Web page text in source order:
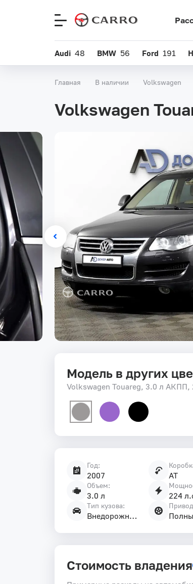
Audi 48 BMW 56 Ford 191
Главная В наличии Volkswagen
Volkswagen
Модель в других
Volkswagen Touareg, 3.0 л АКПП,
Год:
2007 AT
Объем:
3.0 л 224
Тип кузова:
Внедорожник 5 дв.
Стоимость владения